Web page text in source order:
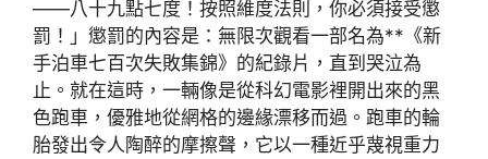
——八十九點七度！按照維度法則，你必須接受懲
罰！」懲罰的內容是：無限次觀看一部名為**《新
手泊車七百次失敗集錦》的紀錄片，直到哭泣為
止。就在這時，一輛像是從科幻電影裡開出來的黑
色跑車，優雅地從網格的邊緣漂移而過。跑車的輪
胎發出令人陶醉的摩擦聲，它以一種近乎蔑視重力